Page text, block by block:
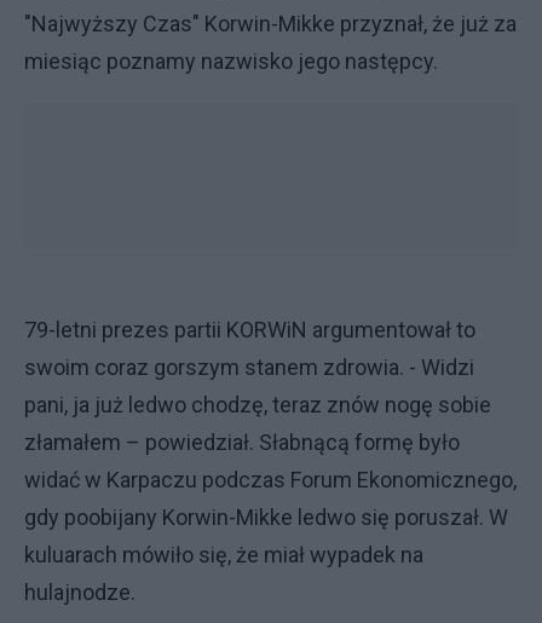
"Najwyższy Czas" Korwin-Mikke przyznał, że już za
miesiąc poznamy nazwisko jego następcy.
79-letni prezes partii KORWiN argumentował to
swoim coraz gorszym stanem zdrowia. - Widzi
pani, ja już ledwo chodzę, teraz znów nogę sobie
złamałem – powiedział. Słabnącą formę było
widać w Karpaczu podczas Forum Ekonomicznego,
gdy poobijany Korwin-Mikke ledwo się poruszał. W
kuluarach mówiło się, że miał wypadek na
hulajnodze.